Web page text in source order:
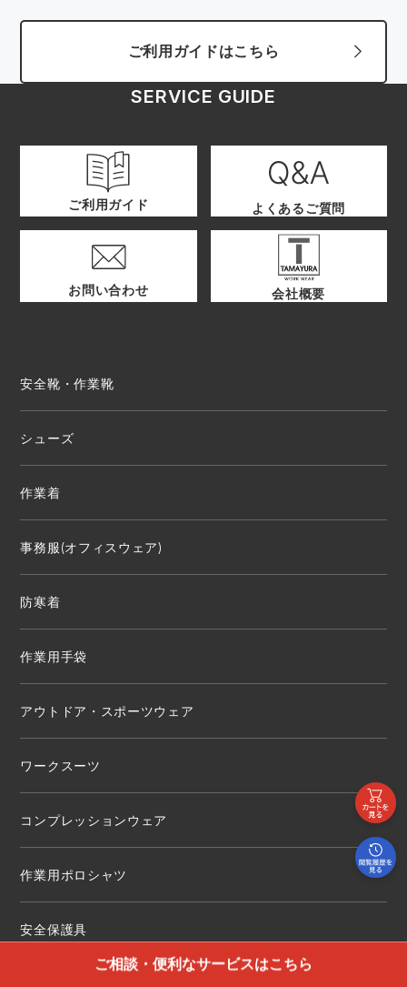
ご相談・便利なサービスはこちら
ご利用ガイドはこちら
SERVICE GUIDE
ご利用ガイド よくあるご質問
お問い合わせ 会社概要
安全靴・作業靴
シューズ
作業着
事務服(オフィスウェア)
防寒着
作業用手袋
アウトドア・スポーツウェア
ワークスーツ
コンプレッションウェア
作業用ポロシャツ
安全保護具